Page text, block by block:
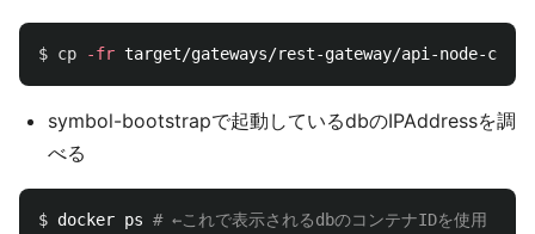
$ cp -fr
symbol-bootstrapで起動しているdbのIPAddressを調
べる
$ docker ps # ←これで表示されるdbのコンテナIDを使用